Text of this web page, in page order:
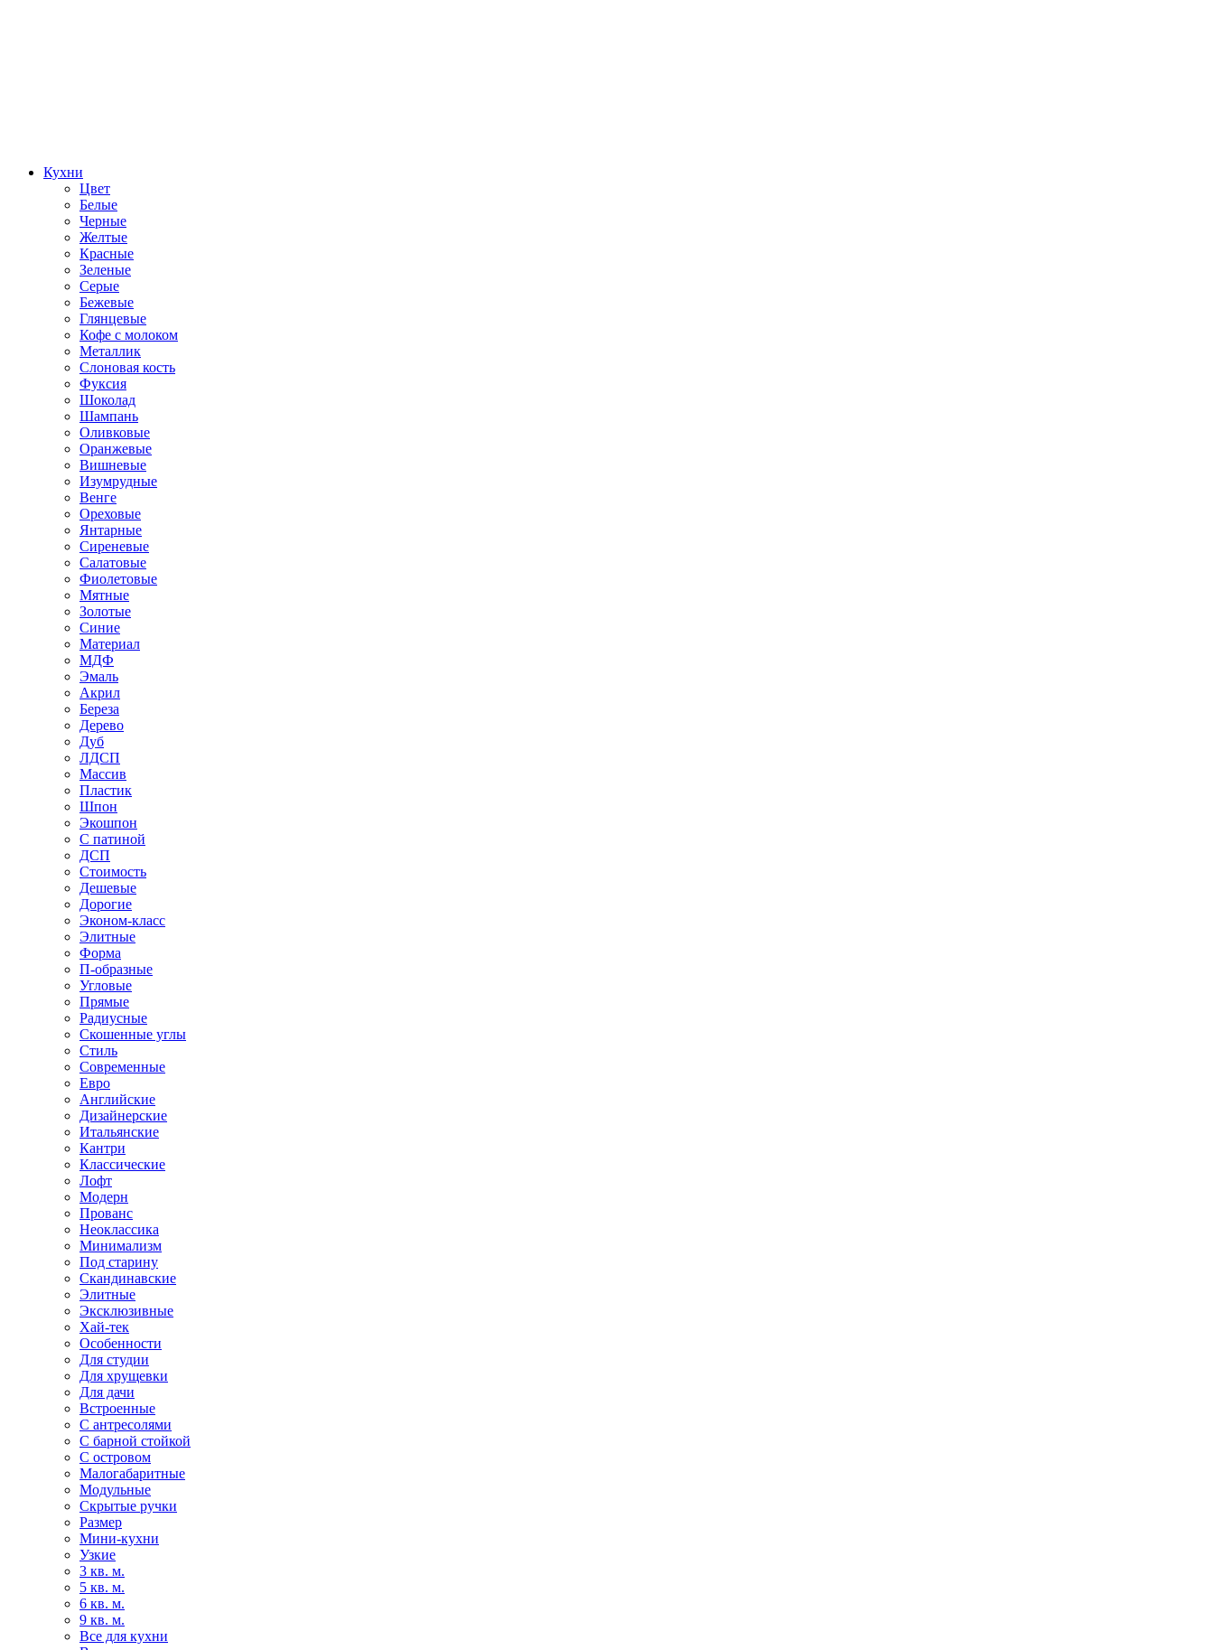
Кухни
Цвет
Белые
Черные
Желтые
Красные
Зеленые
Серые
Бежевые
Глянцевые
Кофе с молоком
Металлик
Слоновая кость
Фуксия
Шоколад
Шампань
Оливковые
Оранжевые
Вишневые
Изумрудные
Венге
Ореховые
Янтарные
Сиреневые
Салатовые
Фиолетовые
Мятные
Золотые
Синие
Материал
МДФ
Эмаль
Акрил
Береза
Дерево
Дуб
ЛДСП
Массив
Пластик
Шпон
Экошпон
С патиной
ДСП
Стоимость
Дешевые
Дорогие
Эконом-класс
Элитные
Форма
П-образные
Угловые
Прямые
Радиусные
Скошенные углы
Стиль
Современные
Евро
Английские
Дизайнерские
Итальянские
Кантри
Классические
Лофт
Модерн
Прованс
Неоклассика
Минимализм
Под старину
Скандинавские
Элитные
Эксклюзивные
Хай-тек
Особенности
Для студии
Для хрущевки
Для дачи
Встроенные
С антресолями
С барной стойкой
С островом
Малогабаритные
Модульные
Скрытые ручки
Размер
Мини-кухни
Узкие
3 кв. м.
5 кв. м.
6 кв. м.
9 кв. м.
Все для кухни